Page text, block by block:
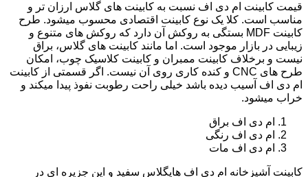
قیمت کابینت ام دی اف نسبت به کابینت های گلاس ارزان تر و
مناسب است. کلا یک نوع کابینت اقتصادی محسوب میشود. طرح
کابینت MDF بستگی به روکش آن دارد که روکش های متنوع و
زیبایی در بازار موجود است. اما مانند کابینت های گلاس، براق
نیست و برخلاف کابینت ممبران و کابینت کلاسیک چوب، امکان
طرح های CNC و کنده کاری روی آن نیست. اگر قسمتی از کابینت
ام دی اف آسیب دیده باشد خیلی راحت رطوبت نفوذ پیدا میکند و
خراب میشود.
ام دی اف براق
ام دی اف رنگی
ام دی اف مات
کابینت آشپزخانه ام دی اف هایگلاس سفید و اپن جزیره ای در